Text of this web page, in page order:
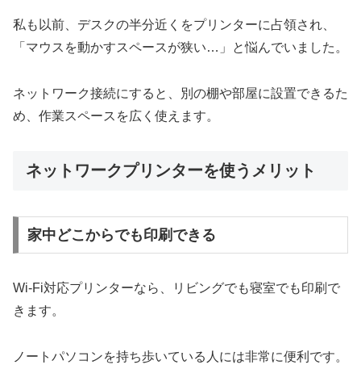
私も以前、デスクの半分近くをプリンターに占領され、
「マウスを動かすスペースが狭い…」と悩んでいました。
ネットワーク接続にすると、別の棚や部屋に設置できるた
め、作業スペースを広く使えます。
ネットワークプリンターを使うメリット
家中どこからでも印刷できる
Wi-Fi対応プリンターなら、リビングでも寝室でも印刷で
きます。
ノートパソコンを持ち歩いている人には非常に便利です。